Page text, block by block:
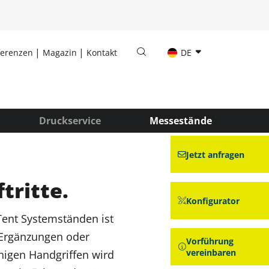
Magazin Kontakt DE
Druckservice Messestände
Systemständen ist
oder
Handgriffen wird
Jetzt anfragen
Konfigurator
Vorführung
vereinbaren